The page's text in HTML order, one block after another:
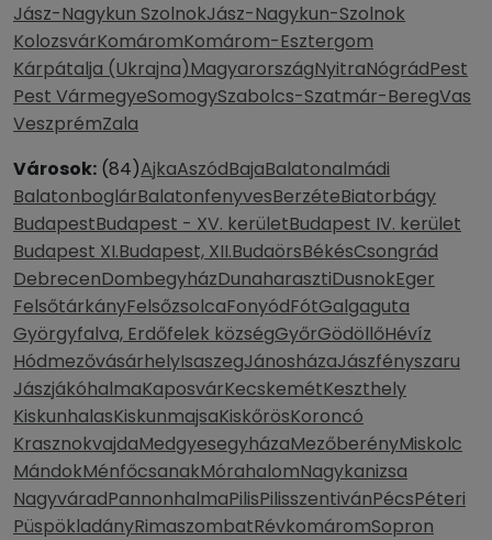
Jász-Nagykun SzolnokJász-Nagykun-Szolnok
KolozsvárKomáromKomárom-Esztergom
Kárpátalja (Ukrajna)MagyarországNyitraNógrádPest
Pest VármegyeSomogySzabolcs-Szatmár-BeregVas
VeszprémZala
Városok: (84)AjkaAszódBajaBalatonalmádi
BalatonboglárBalatonfenyvesBerzéteBiatorbágy
BudapestBudapest - XV. kerületBudapest IV. kerület
Budapest XI.Budapest, XII.BudaörsBékésCsongrád
DebrecenDombegyházDunaharasztiDusnokEger
FelsőtárkányFelsőzsolcaFonyódFótGalgaguta
Györgyfalva, Erdőfelek községGyőrGödöllőHévíz
HódmezővásárhelyIsaszegJánosházaJászfényszaru
JászjákóhalmaKaposvárKecskemétKeszthely
KiskunhalasKiskunmajsaKiskőrösKoroncó
KrasznokvajdaMedgyesegyházaMezőberényMiskolc
MándokMénfőcsanakMórahalomNagykanizsa
NagyváradPannonhalmaPilisPilisszentivánPécsPéteri
PüspökladányRimaszombatRévkomáromSopron